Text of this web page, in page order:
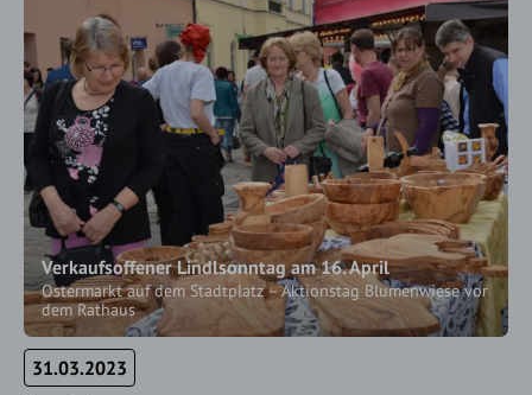
Verkaufsoffener Lindlsonntag am 16. April
Ostermarkt auf dem Stadtplatz – Aktionstag Blumenwiese vor
dem Rathaus
31.03.2023